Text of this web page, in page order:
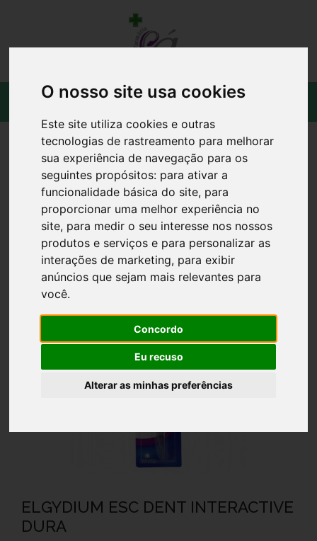
O nosso site usa cookies
Este site utiliza cookies e outras
tecnologias de rastreamento para melhorar
sua experiência de navegação para os
seguintes propósitos: para ativar a
funcionalidade básica do site, para
proporcionar uma melhor experiência no
site, para medir o seu interesse nos nossos
produtos e serviços e para personalizar as
interações de marketing, para exibir
anúncios que sejam mais relevantes para
você.
Concordo
Eu recuso
Alterar as minhas preferências
ELGYDIUM ESC DENT INTERACTIVE
DURA